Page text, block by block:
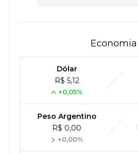
Economia
Dólar
R$ 5,12
+0,05%
Peso Argentino
R$ 0,00
+0,00%